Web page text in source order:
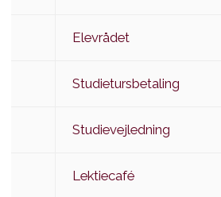
Elevrådet
Studietursbetaling
Studievejledning
Lektiecafé